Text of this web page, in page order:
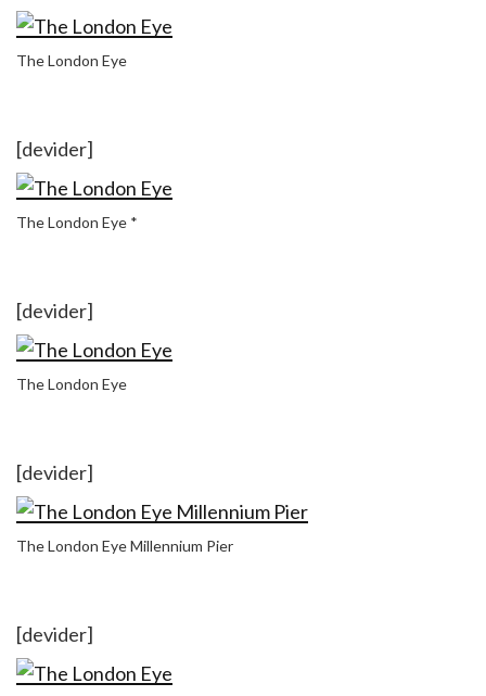
The London Eye
[devider]
The London Eye *
[devider]
The London Eye
[devider]
The London Eye Millennium Pier
[devider]